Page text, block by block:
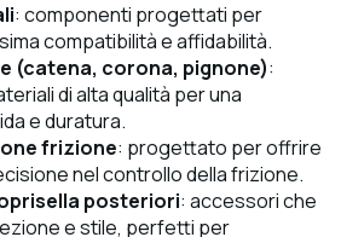
: componenti progettati per
compatibilità e affidabilità.
(catena, corona, pignone):
di alta qualità per una
e duratura.
frizione: progettato per offrire
nel controllo della frizione.
posteriori: accessori che
e stile, perfetti per